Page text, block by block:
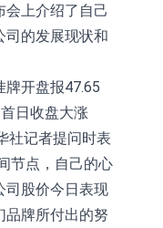
广告业统计调查
前十，赛迪顾
，天瑞汽车内
会上介绍了自己
司的发展现状和
牌开盘报47.65
日收盘大涨
社记者提问时表
节点，自己的心
司股价今日表现
品牌所付出的努